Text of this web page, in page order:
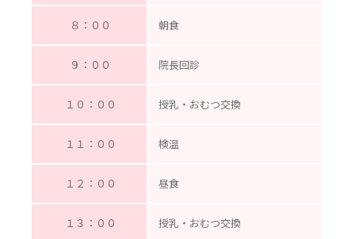
８：００ 朝食
９：００ 院長回診
１０：００ 授乳・おむつ交換
１１：００ 検温
１２：００ 昼食
１３：００ 授乳・おむつ交換